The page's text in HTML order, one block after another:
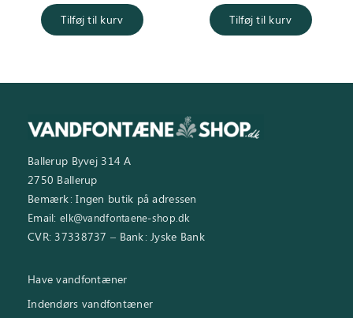
Tilføj til kurv Tilføj til kurv
Ballerup Byvej 314 A
2750 Ballerup
Bemærk: Ingen butik på adressen
Email: elk@vandfontaene-shop.dk
CVR: 37338737 – Bank: Jyske Bank
Have vandfontæner
Indendørs vandfontæner